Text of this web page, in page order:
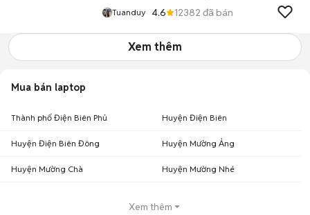
Tuanduy 4.6 12382 đã bán
Xem thêm
Mua bán laptop
Thành phố Điện Biên Phủ Huyện Điện Biên
Huyện Điện Biên Đông Huyện Mường Ảng
Huyện Mường Chà Huyện Mường Nhé
Xem thêm